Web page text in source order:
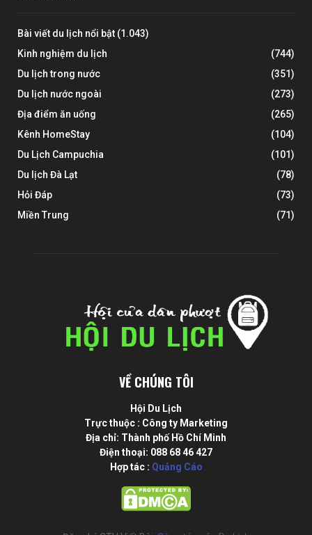
Bài viết du lịch nổi bật (1.043)
Kinh nghiệm du lịch
(744)
Du lịch trong nước
(351)
Du lịch nước ngoài
(273)
Địa điểm ăn uống
(265)
Kênh HomeStay
(104)
Du Lịch Campuchia
(101)
Du lịch Đà Lạt
(78)
Hỏi Đáp
(73)
Miền Trung
(71)
VỀ CHÚNG TÔI
Hội Du Lịch
Trực thuộc : Công ty Marketing
Địa chỉ: Thành phố Hồ Chí Minh
Điện thoại: 088 68 46 427
Hợp tác : Quảng Cáo